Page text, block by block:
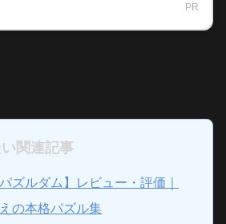
PR
関連記事
ズルダム】レビュー・評価｜
の本格パズル集